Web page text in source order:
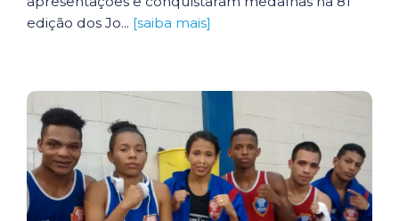
edição dos Jo... [saiba mais]